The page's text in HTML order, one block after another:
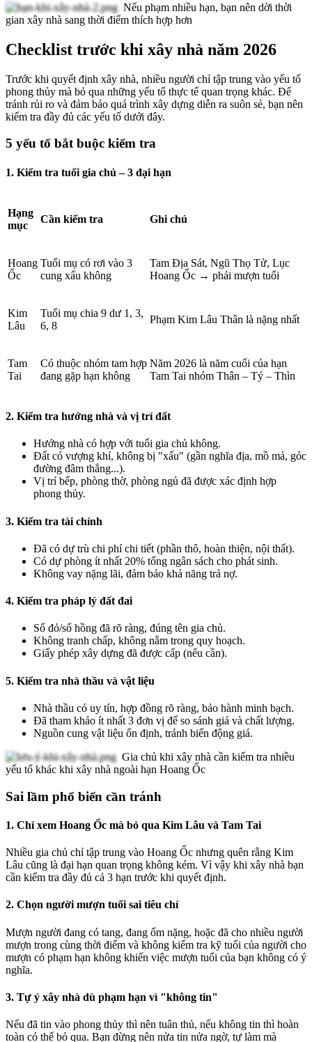
Nếu phạm nhiều hạn, bạn nên dời thời
gian xây nhà sang thời điểm thích hợp hơn
Checklist trước khi xây nhà năm 2026
Trước khi quyết định xây nhà, nhiều người chỉ tập trung vào yếu tố
phong thủy mà bỏ qua những yếu tố thực tế quan trọng khác. Để
tránh rủi ro và đảm bảo quá trình xây dựng diễn ra suôn sẻ, bạn nên
kiểm tra đầy đủ các yếu tố dưới đây.
5 yếu tố bắt buộc kiểm tra
1. Kiểm tra tuổi gia chủ – 3 đại hạn
Hạng
mục
Cần kiểm tra Ghi chú
Hoang
Ốc
Tuổi mụ có rơi vào 3
cung xấu không
Tam Địa Sát, Ngũ Thọ Tử, Lục
Hoang Ốc → phải mượn tuổi
Kim
Lâu
Tuổi mụ chia 9 dư 1, 3,
6, 8
Phạm Kim Lâu Thân là nặng nhất
Tam
Tai
Có thuộc nhóm tam hợp
đang gặp hạn không
Năm 2026 là năm cuối của hạn
Tam Tai nhóm Thân – Tý – Thìn
2. Kiểm tra hướng nhà và vị trí đất
Hướng nhà có hợp với tuổi gia chủ không.
Đất có vượng khí, không bị "xấu" (gần nghĩa địa, mồ mả, góc
đường đâm thẳng...).
Vị trí bếp, phòng thờ, phòng ngủ đã được xác định hợp
phong thủy.
3. Kiểm tra tài chính
Đã có dự trù chi phí chi tiết (phần thô, hoàn thiện, nội thất).
Có dự phòng ít nhất 20% tổng ngân sách cho phát sinh.
Không vay nặng lãi, đảm bảo khả năng trả nợ.
4. Kiểm tra pháp lý đất đai
Sổ đỏ/sổ hồng đã rõ ràng, đúng tên gia chủ.
Không tranh chấp, không nằm trong quy hoạch.
Giấy phép xây dựng đã được cấp (nếu cần).
5. Kiểm tra nhà thầu và vật liệu
Nhà thầu có uy tín, hợp đồng rõ ràng, bảo hành minh bạch.
Đã tham khảo ít nhất 3 đơn vị để so sánh giá và chất lượng.
Nguồn cung vật liệu ổn định, tránh biến động giá.
Gia chủ khi xây nhà cần kiểm tra nhiều
yếu tố khác khi xây nhà ngoài hạn Hoang Ốc
Sai lầm phổ biến cần tránh
1. Chỉ xem Hoang Ốc mà bỏ qua Kim Lâu và Tam Tai
Nhiều gia chủ chỉ tập trung vào Hoang Ốc nhưng quên rằng Kim
Lâu cũng là đại hạn quan trọng không kém. Vì vậy khi xây nhà bạn
cần kiểm tra đầy đủ cả 3 hạn trước khi quyết định.
2. Chọn người mượn tuổi sai tiêu chí
Mượn người đang có tang, đang ốm nặng, hoặc đã cho nhiều người
mượn trong cùng thời điểm và không kiểm tra kỹ tuổi của người cho
mượn có phạm hạn không khiến việc mượn tuổi của bạn không có ý
nghĩa.
3. Tự ý xây nhà dù phạm hạn vì "không tin"
Nếu đã tin vào phong thủy thì nên tuân thủ, nếu không tin thì hoàn
toàn có thể bỏ qua. Bạn đừng nên nửa tin nửa ngờ, tự làm mà